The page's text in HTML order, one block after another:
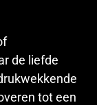
de liefde
tot een